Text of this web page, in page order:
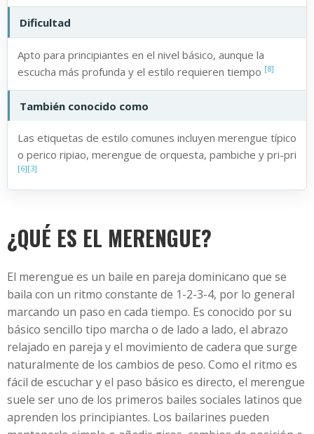
Dificultad
Apto para principiantes en el nivel básico, aunque la
escucha más profunda y el estilo requieren tiempo [8]
También conocido como
Las etiquetas de estilo comunes incluyen merengue típico
o perico ripiao, merengue de orquesta, pambiche y pri-pri
[6][3]
¿QUÉ ES EL MERENGUE?
El merengue es un baile en pareja dominicano que se
baila con un ritmo constante de 1-2-3-4, por lo general
marcando un paso en cada tiempo. Es conocido por su
básico sencillo tipo marcha o de lado a lado, el abrazo
relajado en pareja y el movimiento de cadera que surge
naturalmente de los cambios de peso. Como el ritmo es
fácil de escuchar y el paso básico es directo, el merengue
suele ser uno de los primeros bailes sociales latinos que
aprenden los principiantes. Los bailarines pueden